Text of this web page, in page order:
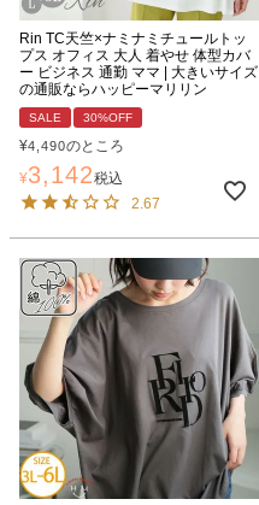
Rin TC天竺×ナミナミチュールトッ
プス オフィス 大人 着やせ 体型カバ
ー ビジネス 通勤 ママ | 大きいサイズ
の通販ならハッピーマリリン
SALE 30%OFF
¥4,490のところ
¥3,142税込
2.67